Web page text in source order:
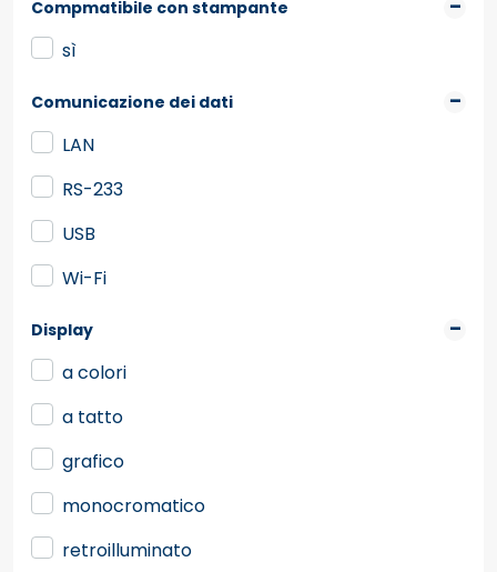
Compmatibile con stampante
sì
Comunicazione dei dati
LAN
RS-233
USB
Wi-Fi
Display
a colori
a tatto
grafico
monocromatico
retroilluminato